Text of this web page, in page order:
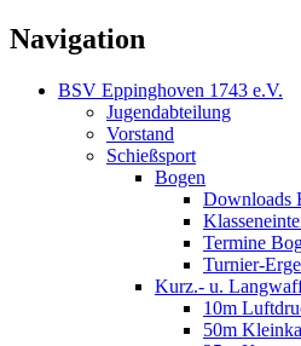
Navigation
BSV Eppinghoven 1743 e.V.
Jugendabteilung
Vorstand
Schießsport
Bogen
Downloads
Termine
Turnier-
Kurz.- u.
10m
50m